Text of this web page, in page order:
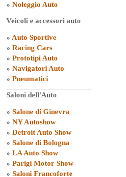
» Noleggio Auto
Veicoli e accessori auto
» Auto Sportive
» Racing Cars
» Prototipi Auto
» Navigatori Auto
» Pneumatici
Saloni dell'Auto
» Salone di Ginevra
» NY Autoshow
» Detroit Auto Show
» Salone di Bologna
» LA Auto Show
» Parigi Motor Show
» Saloni Francoforte